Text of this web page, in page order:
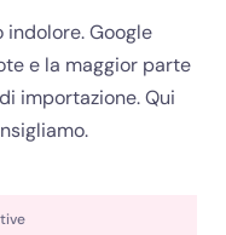
indolore. Google
e la maggior parte
importazione. Qui